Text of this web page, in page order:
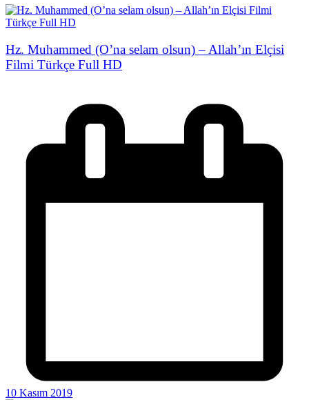
Hz. Muhammed (O’na selam olsun) – Allah’ın Elçisi
Filmi Türkçe Full HD
10 Kasım 2019